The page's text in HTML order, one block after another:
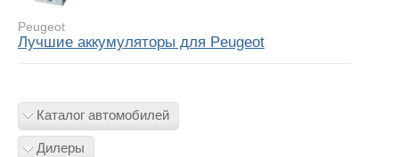
Peugeot
Лучшие аккумуляторы для Peugeot
Каталог автомобилей
Дилеры